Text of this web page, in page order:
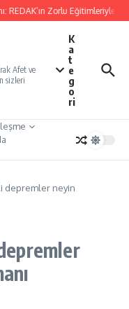
REDAK’ın Zorlu Eğitimleriyle
Afet ve
sizleri
K
a
t
e
g
o
ri
depremler neyin